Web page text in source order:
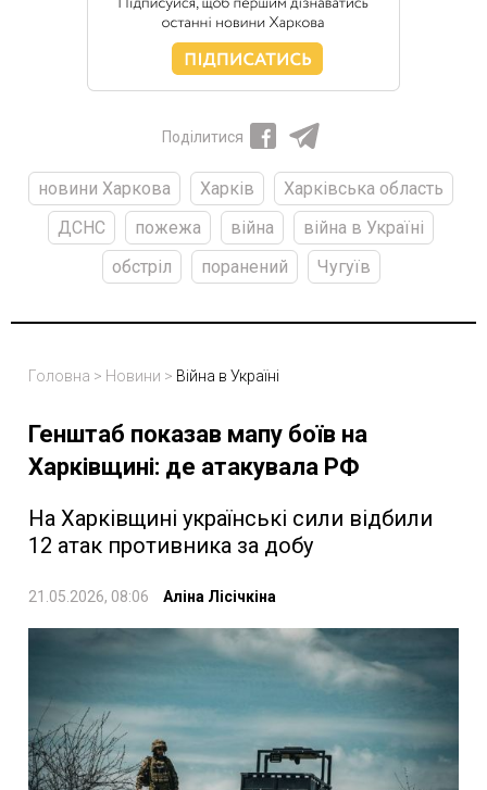
Поділитися
новини Харкова Харків
Харківська область
ДСНС
пожежа війна
війна в Україні
обстріл
поранений Чугуїв
Головна > Новини > Війна в Україні
Генштаб показав мапу боїв на
Харківщині: де атакувала РФ
На Харківщині українські сили відбили
12 атак противника за добу
21.05.2026, 08:06 Аліна Лісічкіна